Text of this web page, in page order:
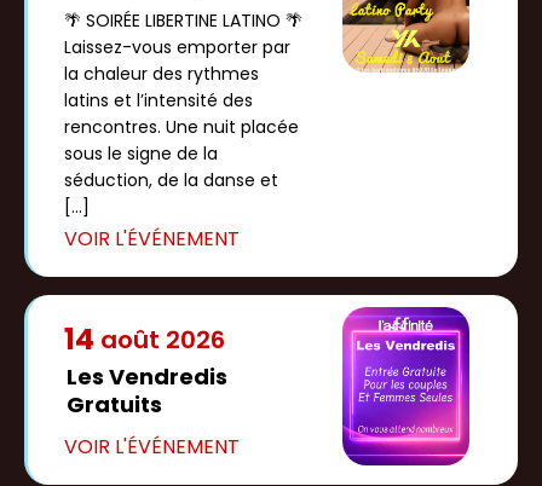
🌴 SOIRÉE LIBERTINE LATINO 🌴
Laissez-vous emporter par
la chaleur des rythmes
latins et l’intensité des
rencontres. Une nuit placée
sous le signe de la
séduction, de la danse et
[…]
14 août 2026
Les Vendredis
Gratuits